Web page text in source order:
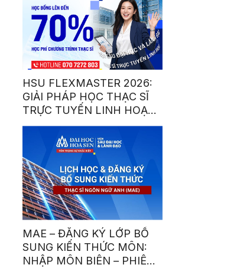
HSU FLEXMASTER 2026:
GIẢI PHÁP HỌC THẠC SĨ
TRỰC TUYẾN LINH HOẠT
DÀNH CHO NGƯỜI BẬN
MAE – ĐĂNG KÝ LỚP BỔ
SUNG KIẾN THỨC MÔN:
NHẬP MÔN BIÊN – PHIÊN